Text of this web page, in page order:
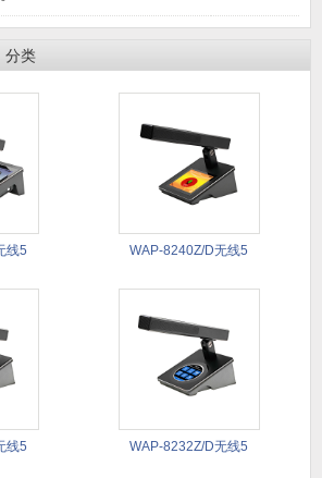
分类
线5 WAP-8240Z/D无线5
线5 WAP-8232Z/D无线5